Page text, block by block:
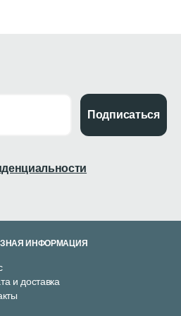
Подписаться
ИНФОРМАЦИЯ
и доставка